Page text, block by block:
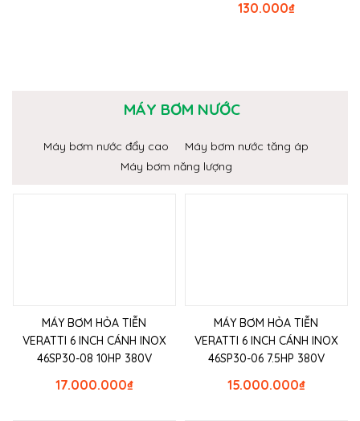
₫
130.000
MÁY BƠM NƯỚC
Máy bơm nước đẩy cao
Máy bơm nước tăng áp
Máy bơm năng lượng
MÁY BƠM HỎA TIỄN
VERATTI 6 INCH CÁNH INOX
46SP30-08 10HP 380V
₫
17.000.000
MÁY BƠM HỎA TIỄN
VERATTI 6 INCH CÁNH INOX
46SP30-06 7.5HP 380V
₫
15.000.000